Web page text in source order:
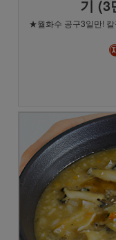
기 (3
★월화수 공구3일만! 칼